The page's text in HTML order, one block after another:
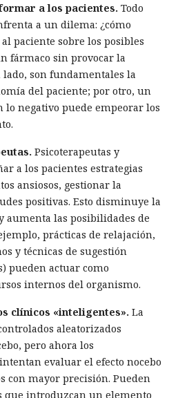
a los pacientes. Todo
a un dilema: ¿cómo
paciente sobre los posibles
fármaco sin provocar la
lado, son fundamentales la
del paciente; por otro, un
lo negativo puede empeorar los
Psicoterapeutas y
a los pacientes estrategias
ansiosos, gestionar la
positivas. Esto disminuye la
aumenta las posibilidades de
prácticas de relajación,
y técnicas de sugestión
pueden actuar como
internos del organismo.
clínicos «inteligentes». La
aleatorizados
pero ahora los
evaluar el efecto nocebo
con mayor precisión. Pueden
que introduzcan un elemento